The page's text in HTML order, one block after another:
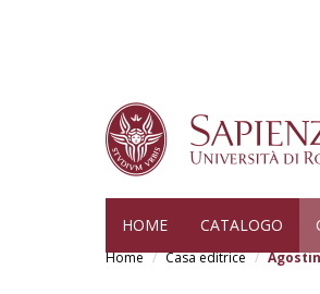
HOME CATALOGO
Home Casa editrice